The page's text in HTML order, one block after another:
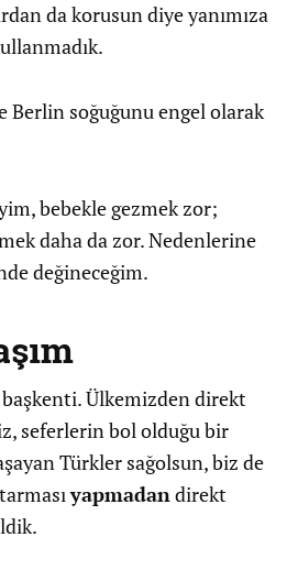
da korusun diye yanımıza
Berlin soğuğunu engel olarak
bebekle gezmek zor;
daha da zor. Nedenlerine
değineceğim.
Ülkemizden direkt
seferlerin bol olduğu bir
Türkler sağolsun, biz de
yapmadandirekt